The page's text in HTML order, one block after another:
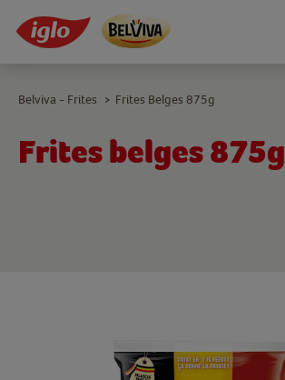
Frites belges 875g
Belviva - Frites > Frites Belges 875g